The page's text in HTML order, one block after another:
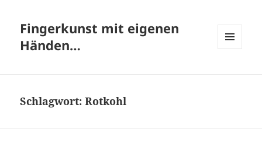
Fingerkunst mit eigenen
Händen…
Schlagwort:Rotkohl